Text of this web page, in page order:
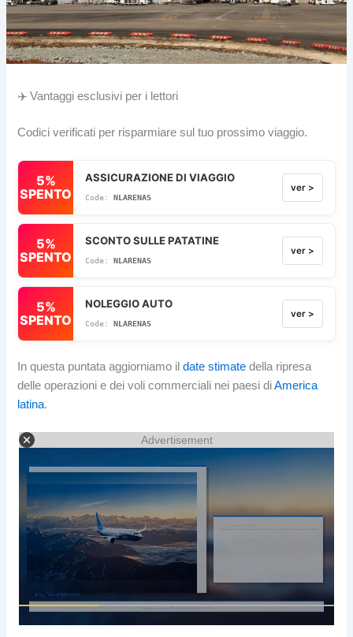
✈️ Vantaggi esclusivi per i lettori
Codici verificati per risparmiare sul tuo prossimo viaggio.
5%
SPENTO
ASSICURAZIONE DI VIAGGIO
NLARENAS
ver >
5%
SPENTO
SCONTO SULLE PATATINE
NLARENAS
ver >
5%
SPENTO
NOLEGGIO AUTO
NLARENAS
ver >
In questa puntata aggiorniamo ildate stimate della ripresa
delle operazioni e dei voli commerciali nei paesi diAmerica
latina.
Advertisement